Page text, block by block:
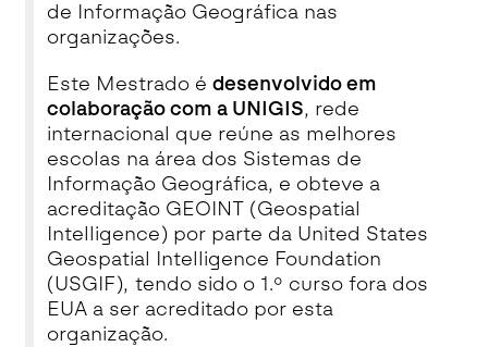
de Informação Geográfica nas
organizações.
Este Mestrado é desenvolvido em
colaboração com a UNIGIS, rede
internacional que reúne as melhores
escolas na área dos Sistemas de
Informação Geográfica, e obteve a
acreditação GEOINT (Geospatial
Intelligence) por parte da United States
Geospatial Intelligence Foundation
(USGIF), tendo sido o 1.º curso fora dos
EUA a ser acreditado por esta
organização.